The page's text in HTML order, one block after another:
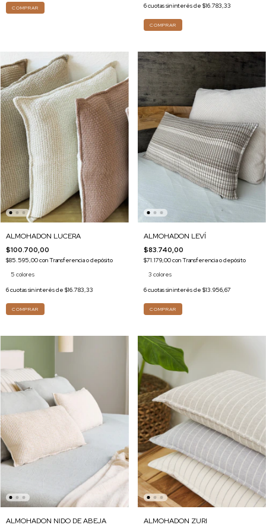
6cuotas sin interés de $16.783,33
COMPRAR
ALMOHADON LUCERA
$100.700,00
$85.595,00conTransferencia o depósito
5 colores
6cuotas sin interés de $16.783,33
COMPRAR
ALMOHADON LEVÍ
$83.740,00
$71.179,00conTransferencia o depósito
3 colores
6cuotas sin interés de $13.956,67
COMPRAR
ALMOHADON NIDO DE ABEJA ALMOHADON ZURI